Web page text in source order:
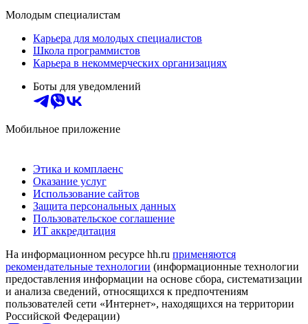
Молодым специалистам
Карьера для молодых специалистов
Школа программистов
Карьера в некоммерческих организациях
Боты для уведомлений
Мобильное приложение
Этика и комплаенс
Оказание услуг
Использование сайтов
Защита персональных данных
Пользовательское соглашение
ИТ аккредитация
На информационном ресурсе hh.ru применяются
рекомендательные технологии (информационные технологии
предоставления информации на основе сбора, систематизации
и анализа сведений, относящихся к предпочтениям
пользователей сети «Интернет», находящихся на территории
Российской Федерации)